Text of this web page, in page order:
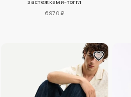
застежками-тоггл
6970 ₽